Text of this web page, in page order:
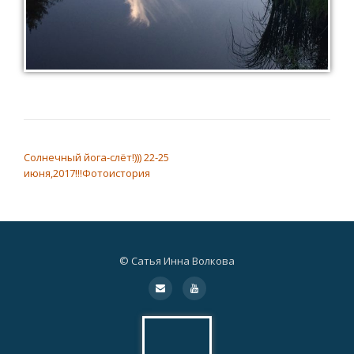
Солнечный йога-слёт!))) 22-25
июня,2017!!!Фотоистория
© Сатья Инна Волкова
Дополнительное
fa-
envelope
fa-
youtube